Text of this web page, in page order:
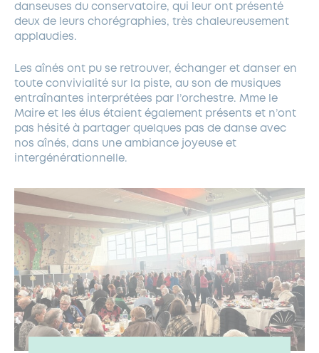
danseuses du conservatoire, qui leur ont présenté
deux de leurs chorégraphies, très chaleureusement
applaudies.
Les aînés ont pu se retrouver, échanger et danser en
toute convivialité sur la piste, au son de musiques
entraînantes interprétées par l’orchestre. Mme le
Maire et les élus étaient également présents et n’ont
pas hésité à partager quelques pas de danse avec
nos aînés, dans une ambiance joyeuse et
intergénérationnelle.